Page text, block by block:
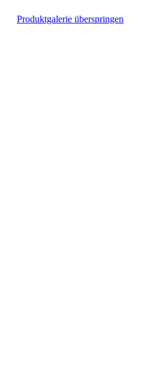
Produktgalerie überspringen